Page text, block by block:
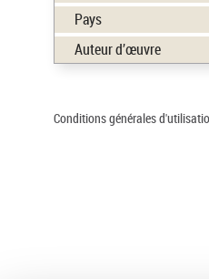
Pays
Auteur d’œuvre
Conditions générales